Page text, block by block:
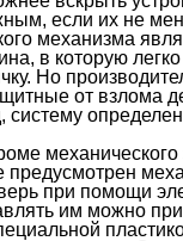
если их не
механизма
в которую
Но
от взлома
систему
предусмотрен
при помощи
им можно